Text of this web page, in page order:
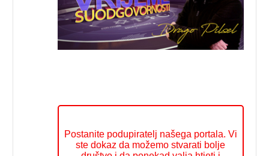
Postanite podupiratelj našega portala. Vi
ste dokaz da možemo stvarati bolje